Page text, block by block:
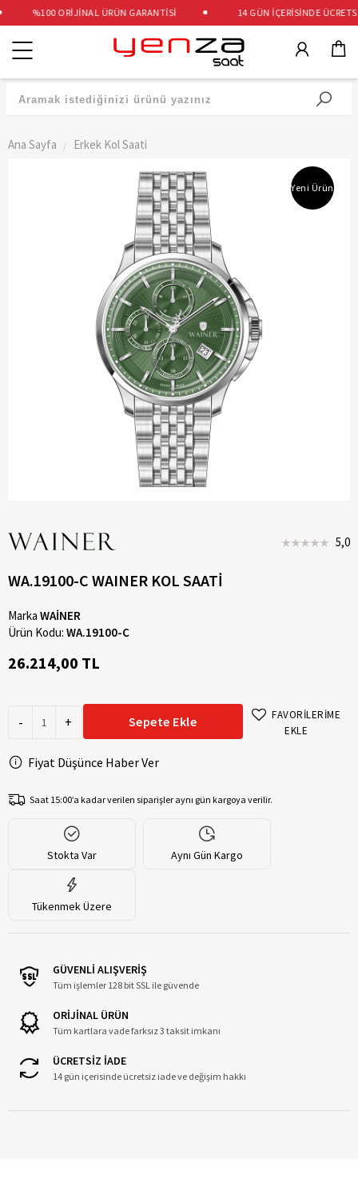
%100 ORİJİNAL ÜRÜN GARANTİSİ 14 GÜN İÇERİSİNDE
Kategoriler
Ana Sayfa Erkek Kol Saati
Yeni Ürün
5,0
WA.19100-C WAINER KOL SAATİ
Marka WAİNER
Ürün Kodu: WA.19100-C
26.214,00 TL
- + Sepete Ekle
FAVORİLERİME
EKLE
Fiyat Düşünce Haber Ver
Saat 15:00’a kadar verilen siparişler aynı gün kargoya verilir.
Stokta Var Aynı Gün Kargo
Tükenmek Üzere
GÜVENLİ ALIŞVERİŞ
Tüm işlemler 128 bit SSL ile güvende
ORİJİNAL ÜRÜN
Tüm kartlara vade farksız 3 taksit imkanı
ÜCRETSİZ İADE
14 gün içerisinde ücretsiz iade ve değişim hakkı